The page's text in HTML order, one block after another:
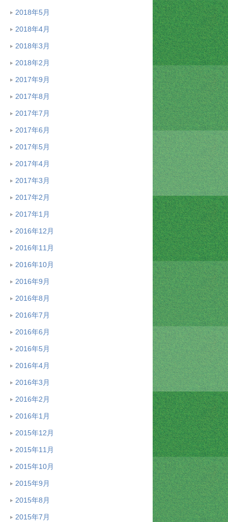
2018年5月
2018年4月
2018年3月
2018年2月
2017年9月
2017年8月
2017年7月
2017年6月
2017年5月
2017年4月
2017年3月
2017年2月
2017年1月
2016年12月
2016年11月
2016年10月
2016年9月
2016年8月
2016年7月
2016年6月
2016年5月
2016年4月
2016年3月
2016年2月
2016年1月
2015年12月
2015年11月
2015年10月
2015年9月
2015年8月
2015年7月